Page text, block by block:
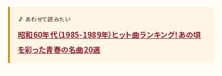
🎵 あわせて読みたい
昭和60年代（1985-1989年）ヒット曲ランキング！あの頃
を彩った青春の名曲20選